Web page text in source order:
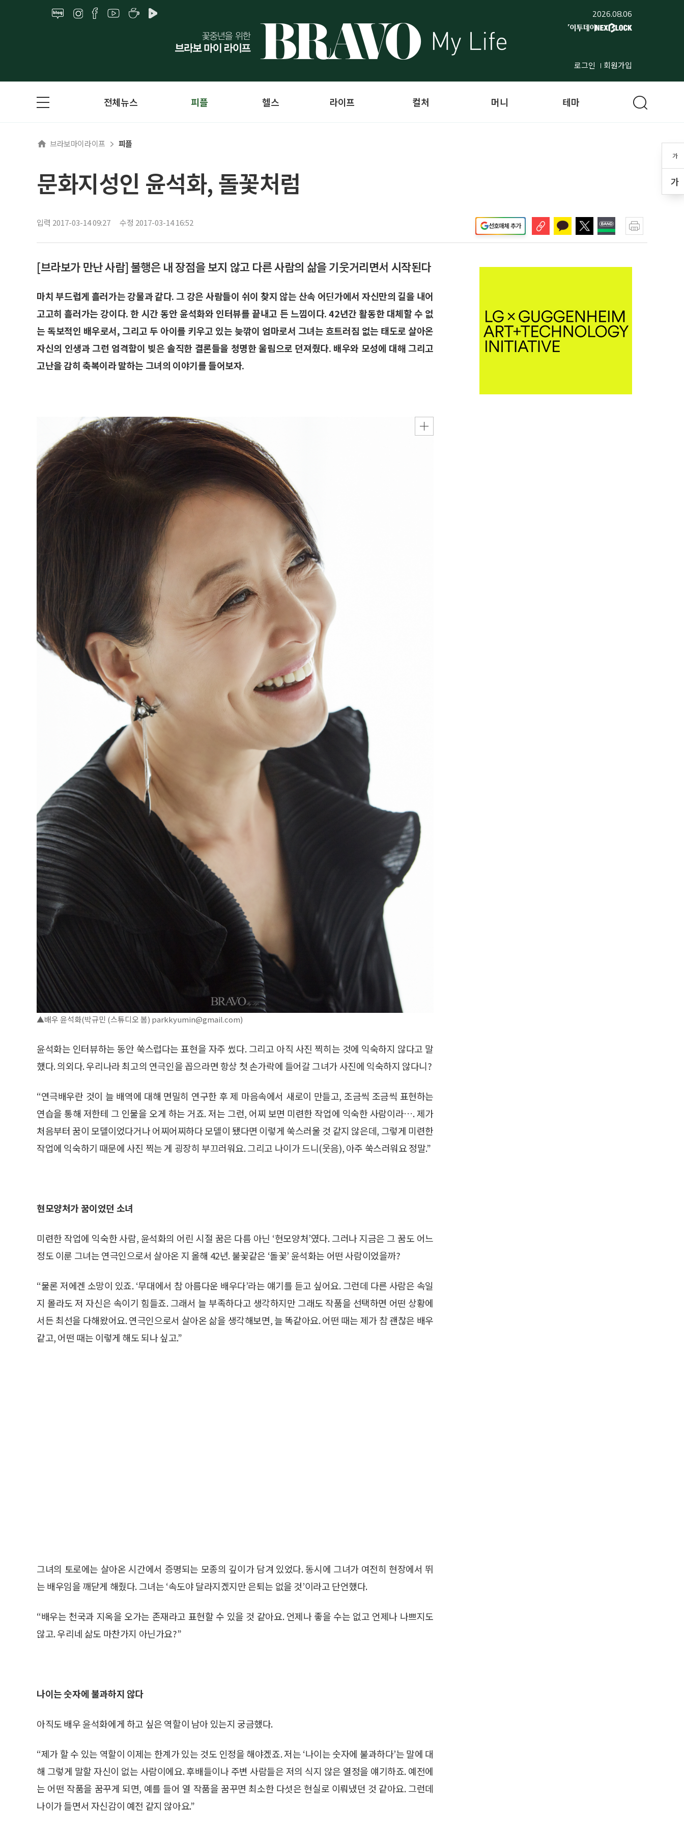
2026.08.06
로그인 회원가입
가
가
전체뉴스 피플 헬스 라이프 컬처 머니 테마
브라보마이라이프 피플
문화지성인 윤석화, 돌꽃처럼
입력 2017-03-14 09:27 수정 2017-03-14 16:52 선호매체 추가
[브라보가 만난 사람] 불행은 내 장점을 보지 않고 다른 사람의 삶을 기웃거리면서 시작된다
마치 부드럽게 흘러가는 강물과 같다. 그 강은 사람들이 쉬이 찾지 않는 산속 어딘가에서 자신만의 길을 내어
고고히 흘러가는 강이다. 한 시간 동안 윤석화와 인터뷰를 끝내고 든 느낌이다. 42년간 활동한 대체할 수 없
는 독보적인 배우로서, 그리고 두 아이를 키우고 있는 늦깎이 엄마로서 그녀는 흐트러짐 없는 태도로 살아온
자신의 인생과 그런 엄격함이 빚은 솔직한 결론들을 청명한 울림으로 던져줬다. 배우와 모성에 대해 그리고
고난을 감히 축복이라 말하는 그녀의 이야기를 들어보자.
▲배우 윤석화(박규민 (스튜디오 봄) parkkyumin@gmail.com)
윤석화는 인터뷰하는 동안 쑥스럽다는 표현을 자주 썼다. 그리고 아직 사진 찍히는 것에 익숙하지 않다고 말
했다. 의외다. 우리나라 최고의 연극인을 꼽으라면 항상 첫 손가락에 들어갈 그녀가 사진에 익숙하지 않다니?
“연극배우란 것이 늘 배역에 대해 면밀히 연구한 후 제 마음속에서 새로이 만들고, 조금씩 조금씩 표현하는
연습을 통해 저한테 그 인물을 오게 하는 거죠. 저는 그런, 어찌 보면 미련한 작업에 익숙한 사람이라…. 제가
처음부터 꿈이 모델이었다거나 어찌어찌하다 모델이 됐다면 이렇게 쑥스러울 것 같지 않은데, 그렇게 미련한
작업에 익숙하기 때문에 사진 찍는 게 굉장히 부끄러워요. 그리고 나이가 드니(웃음), 아주 쑥스러워요 정말.”
현모양처가 꿈이었던 소녀
미련한 작업에 익숙한 사람, 윤석화의 어린 시절 꿈은 다름 아닌 ‘현모양처’였다. 그러나 지금은 그 꿈도 어느
정도 이룬 그녀는 연극인으로서 살아온 지 올해 42년. 불꽃같은 ‘돌꽃’ 윤석화는 어떤 사람이었을까?
“물론 저에겐 소망이 있죠. ‘무대에서 참 아름다운 배우다’라는 얘기를 듣고 싶어요. 그런데 다른 사람은 속일
지 몰라도 저 자신은 속이기 힘들죠. 그래서 늘 부족하다고 생각하지만 그래도 작품을 선택하면 어떤 상황에
서든 최선을 다해왔어요. 연극인으로서 살아온 삶을 생각해보면, 늘 똑같아요. 어떤 때는 제가 참 괜찮은 배우
같고, 어떤 때는 이렇게 해도 되나 싶고.”
그녀의 토로에는 살아온 시간에서 증명되는 모종의 깊이가 담겨 있었다. 동시에 그녀가 여전히 현장에서 뛰
는 배우임을 깨닫게 해줬다. 그녀는 ‘속도야 달라지겠지만 은퇴는 없을 것’이라고 단언했다.
“배우는 천국과 지옥을 오가는 존재라고 표현할 수 있을 것 같아요. 언제나 좋을 수는 없고 언제나 나쁘지도
않고. 우리네 삶도 마찬가지 아닌가요?”
나이는 숫자에 불과하지 않다
아직도 배우 윤석화에게 하고 싶은 역할이 남아 있는지 궁금했다.
“제가 할 수 있는 역할이 이제는 한계가 있는 것도 인정을 해야겠죠. 저는 ‘나이는 숫자에 불과하다’는 말에 대
해 그렇게 말할 자신이 없는 사람이에요. 후배들이나 주변 사람들은 저의 식지 않은 열정을 얘기하죠. 예전에
는 어떤 작품을 꿈꾸게 되면, 예를 들어 열 작품을 꿈꾸면 최소한 다섯은 현실로 이뤄냈던 것 같아요. 그런데
나이가 들면서 자신감이 예전 같지 않아요.”